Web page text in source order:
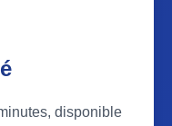
disponible